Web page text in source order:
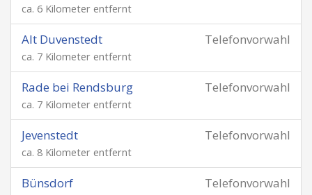
ca. 6 Kilometer entfernt
Telefonvorwahl
Alt Duvenstedt
ca. 7 Kilometer entfernt
Telefonvorwahl
Rade bei Rendsburg
ca. 7 Kilometer entfernt
Telefonvorwahl
Jevenstedt
ca. 8 Kilometer entfernt
Telefonvorwahl
Bünsdorf